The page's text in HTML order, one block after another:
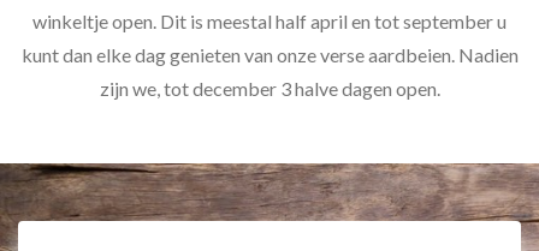
winkeltje open. Dit is meestal half april en tot september u
kunt dan elke dag genieten van onze verse aardbeien. Nadien
zijn we, tot december 3 halve dagen open.